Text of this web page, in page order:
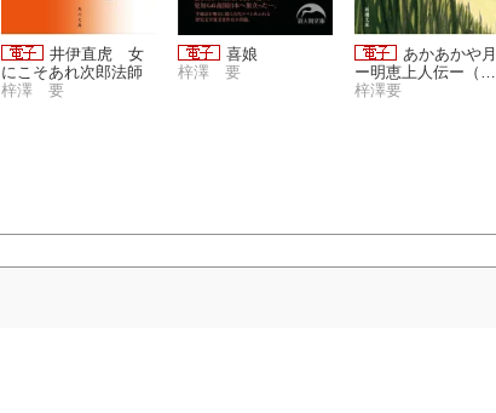
井伊直虎 女
にこそあれ次郎法師
梓澤 要
喜娘
梓澤 要
あかあかや月
ー明恵上人伝ー（新
潮文庫）
梓澤要